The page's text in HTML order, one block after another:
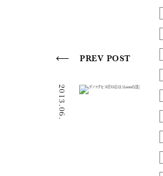
PREV POST
2013.06.14